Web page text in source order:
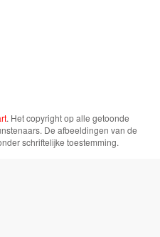
. Het copyright op alle getoonde
De afbeeldingen van de
schriftelijke toestemming.